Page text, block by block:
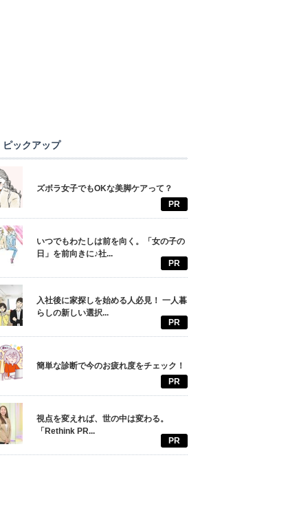
ピックアップ
ズボラ女子でもOKな美脚ケアって？
PR
いつでもわたしは前を向く。「女の子の
日」を前向きに♪社...
PR
入社後に家探しを始める人必見！ 一人暮
らしの新しい選択...
PR
簡単な診断で今のお疲れ度をチェック！
PR
視点を変えれば、世の中は変わる。
「Rethink PR...
PR